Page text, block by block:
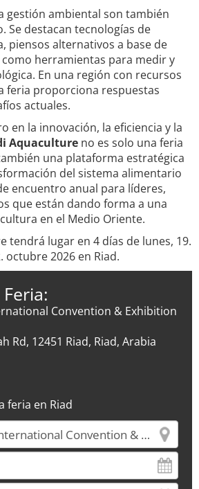
gestión ambiental son también
Se destacan tecnologías de
piensos alternativos a base de
como herramientas para medir y
En una región con recursos
feria proporciona respuestas
actuales.
en la innovación, la eficiencia y la
Aquaculture no es solo una feria
una plataforma estratégica
del sistema alimentario
encuentro anual para líderes,
que están dando forma a una
en el Medio Oriente.
tendrá lugar en 4 días de lunes, 19.
octubre 2026 en Riad.
Convention & Exhibition
Rd, 12451 Riad, Riad, Arabia
feria en Riad